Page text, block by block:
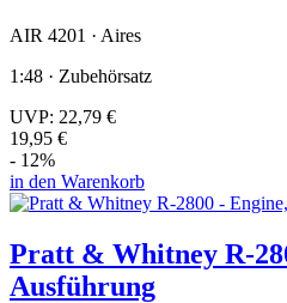
AIR 4201 · Aires
1:48 · Zubehörsatz
UVP: 22,79 €
19,95 €
- 12%
in den Warenkorb
Pratt & Whitney R-
Ausführung